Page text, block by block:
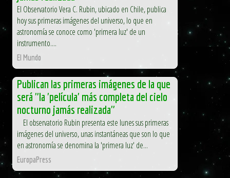
El Observatorio Vera C. Rubin, ubicado en Chile, publica
hoy sus primeras imágenes del universo, lo que en
astronomía se conoce como 'primera luz' de un
instrumento....
El Mundo
Publican las primeras imágenes de la que
será "la 'película' más completa del cielo
nocturno jamás realizada"
El observatorio Rubin presenta este lunes sus primeras
imágenes del universo, unas instantáneas que son lo que
en astronomía se denomina la 'primera luz' de...
EuropaPress